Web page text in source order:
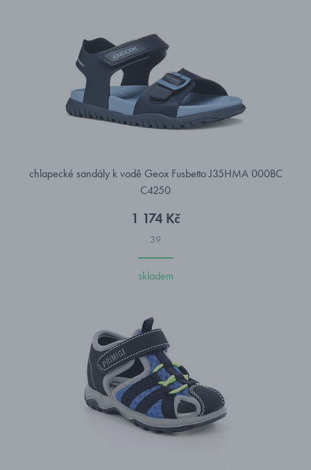
chlapecké sandály k vodě Geox Fusbetto J35HMA 000BC
C4250
1 174 Kč
39
skladem